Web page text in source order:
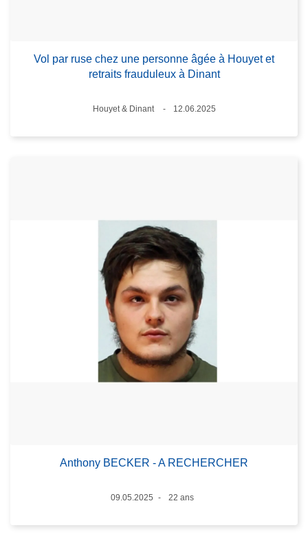
Vol par ruse chez une personne âgée à Houyet et
retraits frauduleux à Dinant
Lieux
Houyet & Dinant
12.06.2025
Anthony BECKER - A RECHERCHER
Date
09.05.2025
22 ans